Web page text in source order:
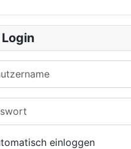
Login
einloggen